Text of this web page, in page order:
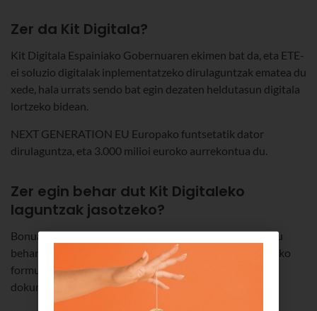
Zer da Kit Digitala?
Kit Digitala Espainiako Gobernuaren ekimen bat da, eta ETE-
ei soluzio digitalak inplementatzeko dirulaguntzak ematea du
xede, hala urrats sendo bat egin dezaten heldutasun digitala
lortzeko bidean.
NEXT GENERATION EU Europako funtsetatik dator
dirulaguntza, eta 3.000 milioi euroko aurrekontua du.
Zer egin behar dut Kit Digitaleko
laguntzak jasotzeko?
Bonua eskuratzeko, Acelera Pymeren orrian erregistratu
behar duzu, diagnostiko digitaleko testa egin, eta onlineko
formulario bat bete, non enpresari buruzko zenbait
dokumentu aurkeztu beharko baitituzu.